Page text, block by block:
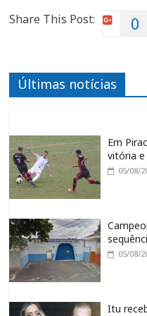
Share This Post: 0
Últimas notícias
Em
vitória
05/08/
05/08/
Itu